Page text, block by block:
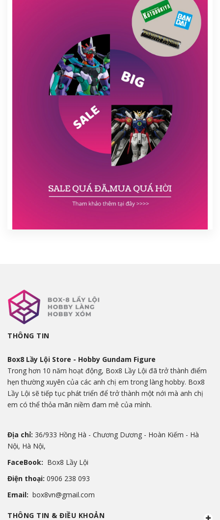
THÔNG TIN
Box8 Lầy Lội Store - Hobby Gundam Figure
Trong hơn 10 năm hoạt động, Box8 Lầy Lội đã trở thành điểm
hẹn thường xuyên của các anh chị em trong làng hobby. Box8
Lầy Lội sẽ tiếp tục phát triển để trở thành một nới mà anh chị
em có thể thỏa mãn niềm đam mê của mình.
Địa chỉ: 36/933 Hồng Hà - Chương Dương - Hoàn Kiếm - Hà
Nội, Hà Nội,
FaceBook: Box8 Lầy Lội
Điện thoại: 0906 238 093
Email: box8vn@gmail.com
THÔNG TIN & ĐIỀU KHOẢN